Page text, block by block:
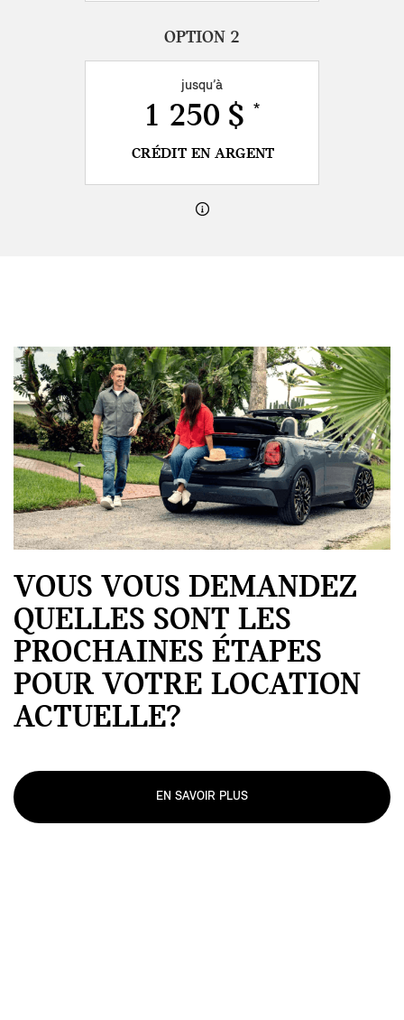
jusqu’à
1 250 $ *
CRÉDIT EN ARGENT
VOUS VOUS DEMANDEZ
QUELLES SONT LES
PROCHAINES ÉTAPES
POUR VOTRE LOCATION
ACTUELLE?
EN SAVOIR PLUS